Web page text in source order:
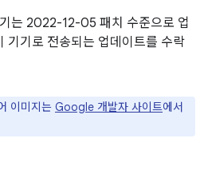
는 2022-12-05 패치 수준으로 업
기기로 전송되는 업데이트를 수락
이미지는 Google 개발자 사이트에서